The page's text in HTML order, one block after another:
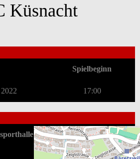
Küsnacht
Spielbeginn
17:00
Bäretswil